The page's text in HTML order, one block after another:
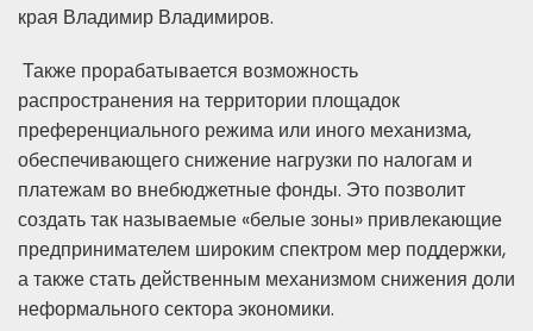
края Владимир Владимиров.
Также прорабатывается возможность
распространения на территории площадок
преференциального режима или иного механизма,
обеспечивающего снижение нагрузки по налогам и
платежам во внебюджетные фонды. Это позволит
создать так называемые «белые зоны» привлекающие
предпринимателем широким спектром мер поддержки,
а также стать действенным механизмом снижения доли
неформального сектора экономики.